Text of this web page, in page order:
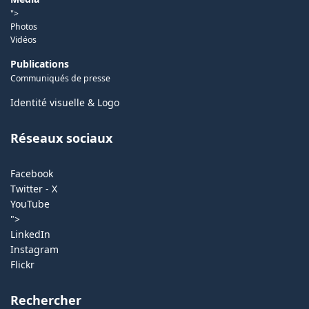
">
Photos
Vidéos
Publications
Communiqués de presse
Identité visuelle & Logo
Réseaux sociaux
Facebook
Twitter - X
YouTube
">
LinkedIn
Instagram
Flickr
Rechercher